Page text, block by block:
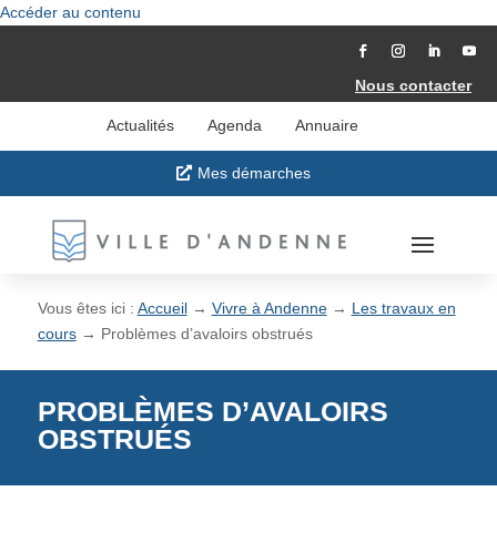
Accéder au contenu
Nous contacter
Actualités Agenda Annuaire
Mes démarches
Vous êtes ici : Accueil→ Vivre à Andenne→ Les travaux en
cours→ Problèmes d’avaloirs obstrués
PROBLÈMES D’AVALOIRS
OBSTRUÉS